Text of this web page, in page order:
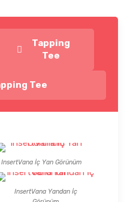
Tapping
Tee
Tee
InsertVana İç Yan Görünüm
InsertVana Yandan İç